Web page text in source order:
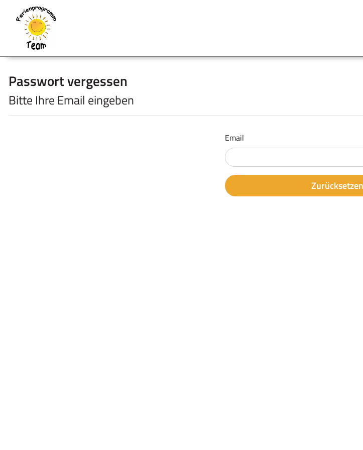
Passwort vergessen
Bitte Ihre Email eingeben
Email
Zurücksetzen